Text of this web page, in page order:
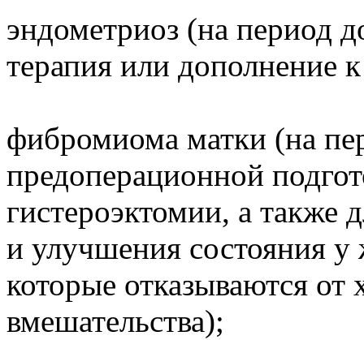
эндометриоз (на период
терапия или дополнение
фибромиома матки (на
предоперационной
гистероэктомии, а также
и улучшения состояния
которые отказываются от
вмешательства);